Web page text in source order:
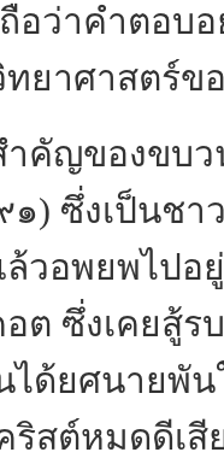
อว่าคำตอบ
ทยาศาสตร์ข
ของขบวน
) ซึ่งเป็นชา
ล้วอพยพไปอ
ต ซึ่งเคยสู้ร
ได้ยศนายพั
ริสต์หมดดีเสี